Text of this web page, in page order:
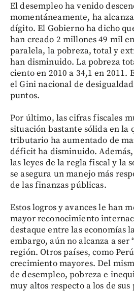
El desempleo ha venido
momentáneamente, ha
dígito. El Gobierno ha dicho
han creado 2 millones 49 mil
paralela, la pobreza, total y
han disminuido. La pobreza
ciento en 2010 a 34,1 en 2011.
el Gini nacional de
puntos.
Por último, las cifras fiscales
situación bastante sólida en la
tributario ha aumentado de
déficit ha disminuido.
las leyes de la regla fiscal y la
se asegura un manejo más
de las finanzas públicas.
Estos logros y avances le han
mayor reconocimiento
destaque entre las economías
embargo, aún no alcanza a ser
región. Otros países, como
crecimiento mayores. Del
de desempleo, pobreza e
muy altos respecto a los de sus